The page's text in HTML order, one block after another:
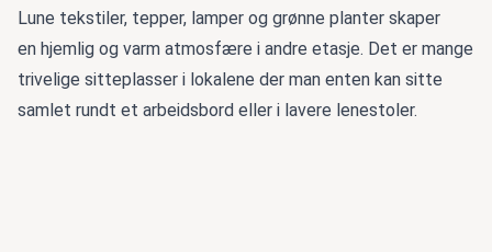
Lune tekstiler, tepper, lamper og grønne planter skaper
en hjemlig og varm atmosfære i andre etasje. Det er mange
trivelige sitteplasser i lokalene der man enten kan sitte
samlet rundt et arbeidsbord eller i lavere lenestoler.